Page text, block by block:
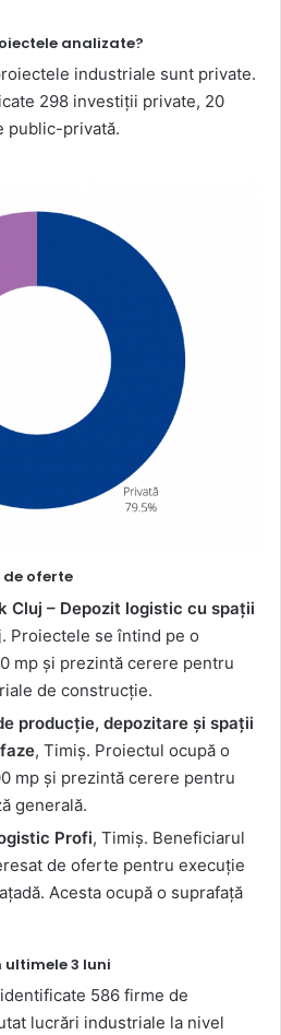
analizate?
industriale sunt private.
298 investiții private, 20
public-privată.
de oferte
Cluj – Depozit logistic cu spații
Proiectele se întind pe o
mp și prezintă cerere pentru
de construcție.
producție, depozitare și spații
, Timiș. Proiectul ocupă o
mp și prezintă cerere pentru
generală.
Profi, Timiș. Beneficiarul
de oferte pentru execuție
Acesta ocupă o suprafață
3 luni
586 firme de
lucrări industriale la nivel